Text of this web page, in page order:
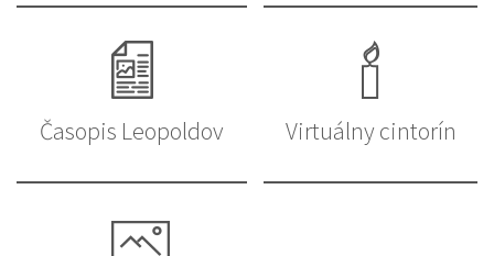
Časopis Leopoldov Virtuálny cintorín